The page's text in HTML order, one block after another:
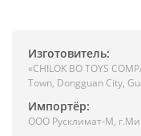
Изготовитель:
«CHILOK BO TOYS
Town, Dongguan City,
Импортёр:
ООО Русклимат-М,